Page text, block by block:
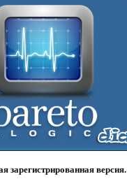
зарегистрированная версия.